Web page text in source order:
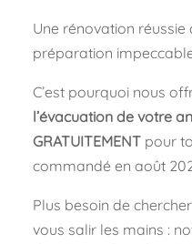
Une rénovation
préparation
C’est pourquoi nous
l’évacuation de votre
GRATUITEMENTpour
commandé en août
Plus besoin de
vous salir les mains :